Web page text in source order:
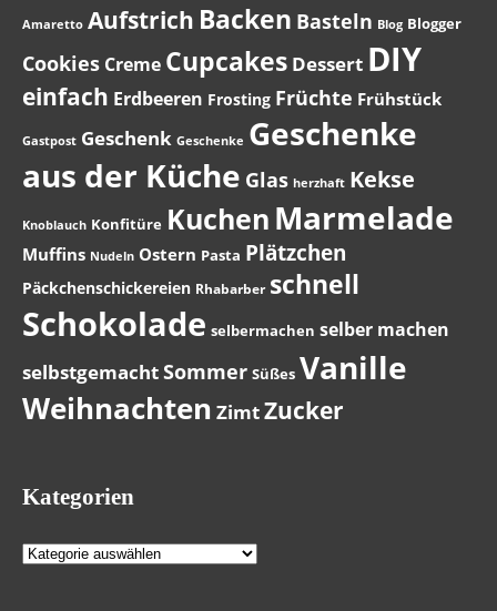
Amaretto Aufstrich Backen Basteln Blog Blogger
Cookies Creme Cupcakes Dessert DIY
einfach Erdbeeren Frosting Früchte Frühstück
Gastpost Geschenk Geschenke Geschenke
aus der Küche Glas herzhaft Kekse
Knoblauch Konfitüre Kuchen Marmelade
Muffins Nudeln Ostern Pasta Plätzchen
Päckchenschickereien Rhabarber schnell
Schokolade selbermachen selber machen
selbstgemachtSommer Süßes Vanille
Weihnachten ZimtZucker
Kategorien
Kategorien